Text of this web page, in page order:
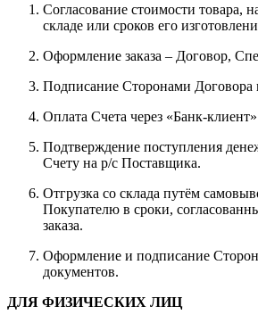
Согласование стоимости товара,
складе или сроков его
Оформление заказа – Договор,
Подписание Сторонами
Оплата Счета через «Банк-
Подтверждение поступления
Счету на р/с Поставщика.
Отгрузка со склада путём
Покупателю в сроки,
заказа.
Оформление и подписание
документов.
ДЛЯ ФИЗИЧЕСКИХ ЛИЦ